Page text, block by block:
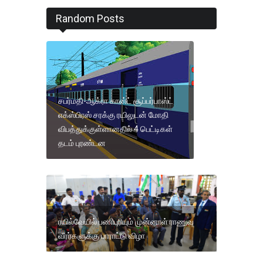
Random Posts
சபர்மதி-ஆக்ரா கான்ட் சூப்பர்பாஸ்ட்
எக்ஸ்பிரஸ் சரக்கு ரயிலுடன் மோதி
விபத்துக்குள்ளானதில் 4 பெட்டிகள்
தடம் புரண்டன
ரயில்வேயில் பணிபுரியும் முன்னாள் ராணுவ
வீரர்களுக்கு பாராட்டு விழா